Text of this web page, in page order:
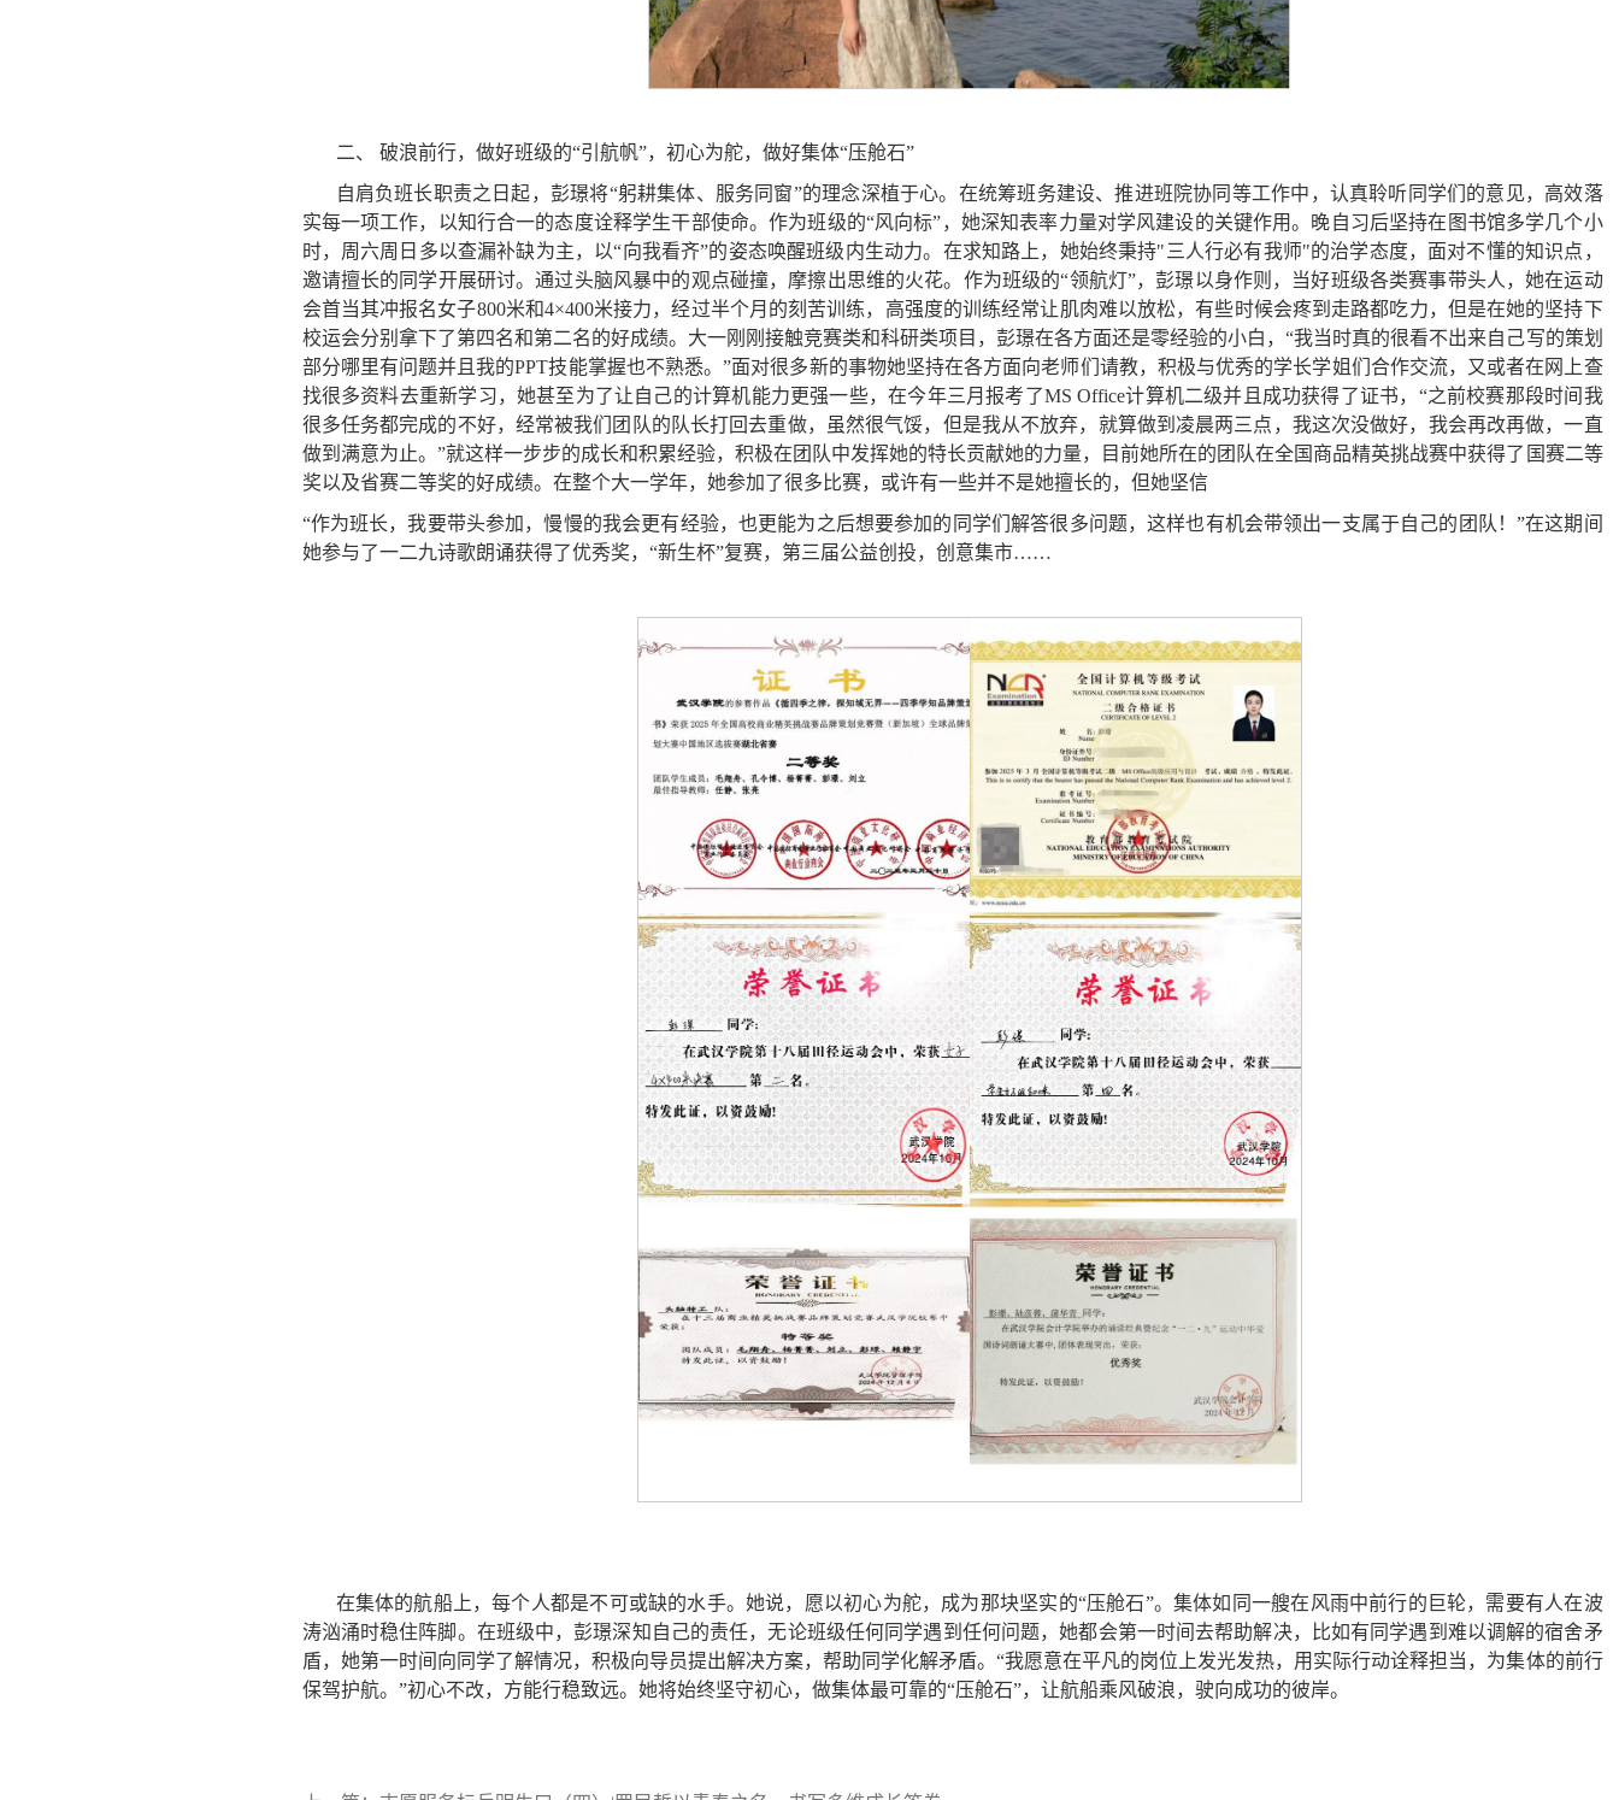
二、 破浪前行，做好班级的“引航帆”，初心为舵，做好集体“压舱石”
自肩负班长职责之日起，彭璟将“躬耕集体、服务同窗”的理念深植于心。在统筹班务建设、推进班院协同等工作中，认真聆听同学们的意见，高效落
实每一项工作，以知行合一的态度诠释学生干部使命。作为班级的“风向标”，她深知表率力量对学风建设的关键作用。晚自习后坚持在图书馆多学几个小
时，周六周日多以查漏补缺为主，以“向我看齐”的姿态唤醒班级内生动力。在求知路上，她始终秉持"三人行必有我师"的治学态度，面对不懂的知识点，
邀请擅长的同学开展研讨。通过头脑风暴中的观点碰撞，摩擦出思维的火花。作为班级的“领航灯”，彭璟以身作则，当好班级各类赛事带头人，她在运动
会首当其冲报名女子800米和4×400米接力，经过半个月的刻苦训练，高强度的训练经常让肌肉难以放松，有些时候会疼到走路都吃力，但是在她的坚持下
校运会分别拿下了第四名和第二名的好成绩。大一刚刚接触竞赛类和科研类项目，彭璟在各方面还是零经验的小白，“我当时真的很看不出来自己写的策划
部分哪里有问题并且我的PPT技能掌握也不熟悉。”面对很多新的事物她坚持在各方面向老师们请教，积极与优秀的学长学姐们合作交流，又或者在网上查
找很多资料去重新学习，她甚至为了让自己的计算机能力更强一些，在今年三月报考了MS Office计算机二级并且成功获得了证书，“之前校赛那段时间我
很多任务都完成的不好，经常被我们团队的队长打回去重做，虽然很气馁，但是我从不放弃，就算做到凌晨两三点，我这次没做好，我会再改再做，一直
做到满意为止。”就这样一步步的成长和积累经验，积极在团队中发挥她的特长贡献她的力量，目前她所在的团队在全国商品精英挑战赛中获得了国赛二等
奖以及省赛二等奖的好成绩。在整个大一学年，她参加了很多比赛，或许有一些并不是她擅长的，但她坚信
“作为班长，我要带头参加，慢慢的我会更有经验，也更能为之后想要参加的同学们解答很多问题，这样也有机会带领出一支属于自己的团队！”在这期间
她参与了一二九诗歌朗诵获得了优秀奖，“新生杯”复赛，第三届公益创投，创意集市……
在集体的航船上，每个人都是不可或缺的水手。她说，愿以初心为舵，成为那块坚实的“压舱石”。集体如同一艘在风雨中前行的巨轮，需要有人在波
涛汹涌时稳住阵脚。在班级中，彭璟深知自己的责任，无论班级任何同学遇到任何问题，她都会第一时间去帮助解决，比如有同学遇到难以调解的宿舍矛
盾，她第一时间向同学了解情况，积极向导员提出解决方案，帮助同学化解矛盾。“我愿意在平凡的岗位上发光发热，用实际行动诠释担当，为集体的前行
保驾护航。”初心不改，方能行稳致远。她将始终坚守初心，做集体最可靠的“压舱石”，让航船乘风破浪，驶向成功的彼岸。